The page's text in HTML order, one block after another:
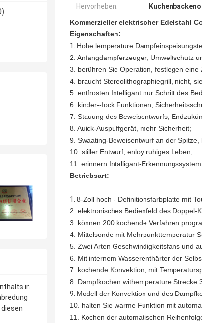
in
Hervorheben:
Kommerzieller elektrischer Edelstahl
Eigenschaften:
1. Hohe lemperature
2. Anfangdampferzeuger, Umweltschutz
3. berühren Sie Operation, festlegen eine
4. braucht Stereolithographiegrill, nicht,
5. entfrosten Intelligant nur Schritt des
6. kinder--Iock Funktionen,
7. Stauung des Beweisentwurfs,
8. Auick-Auspuffgerät, mehr Sicherheit;
9. Swaating-Beweisentwurf an der
10. stiller Entwurf, enloy ruhiges Leben;
11. erinnern Intalligant-
Betriebsart:
1. 8-Zoll hoch - Definitionsfarbplatte mit
2. elektronisches Bedienfeld des Doppel-
3. können 200 kochende Verfahren
4. Mittelsonde mit Mehrpunkttemperatur
5. Zwei Arten Geschwindigkeitsfans und
6. Mit internem Wasserenthärter der
7. kochende Konvektion, mit
8. Dampfkochen withemperature Strecke
9. Modell der Konvektion und des
10. halten Sie warme Funktion mit
11. Kochen der automatischen